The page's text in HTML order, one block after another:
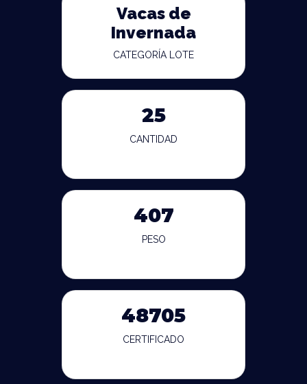
Vacas de
Invernada
CATEGORÍA LOTE
25
CANTIDAD
407
PESO
48705
CERTIFICADO